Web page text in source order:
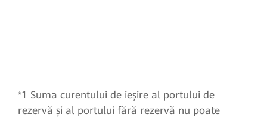
*1 Suma curentului de ieșire al portului de
rezervă și al portului fără rezervă nu poate